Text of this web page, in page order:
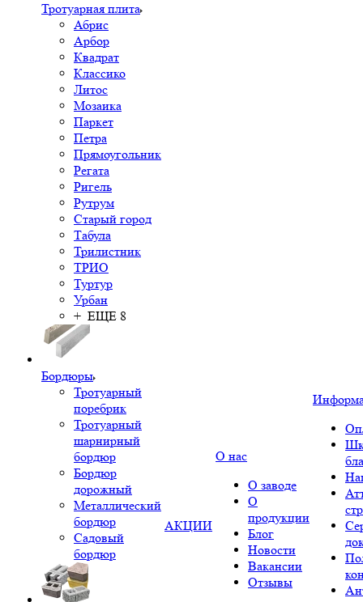
Тротуарная плита
Абрис
Арбор
Квадрат
Классико
Литос
Мозаика
Паркет
Петра
Прямоугольник
Регата
Ригель
Рутрум
Старый город
Табула
Трилистник
ТРИО
Туртур
Урбан
+ ЕЩЕ 8
Бордюры
Тротуарный
поребрик
Тротуарный
шарнирный
бордюр
Бордюр
дорожный
Металлический
бордюр
Садовый
бордюр
АКЦИИ
О нас
О заводе
О
продукции
Блог
Новости
Вакансии
Отзывы